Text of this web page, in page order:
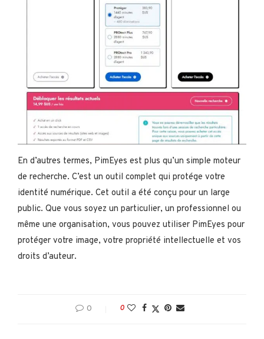
En d’autres termes, PimEyes est plus qu’un simple moteur
de recherche. C’est un outil complet qui protége votre
identité numérique. Cet outil a été conçu pour un large
public. Que vous soyez un particulier, un professionnel ou
même une organisation, vous pouvez utiliser PimEyes pour
protéger votre image, votre propriété intellectuelle et vos
droits d’auteur.
0 0